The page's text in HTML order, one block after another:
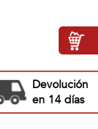
Devolución
en 14 días